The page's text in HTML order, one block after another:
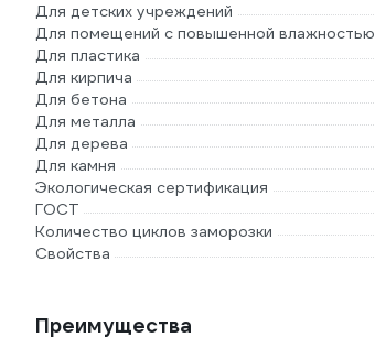
Для детских учреждений
Для помещений с повышенной влажностью
Для пластика
Для кирпича
Для бетона
Для металла
Для дерева
Для камня
Экологическая сертификация
ГОСТ
Количество циклов заморозки
Свойства
Преимущества